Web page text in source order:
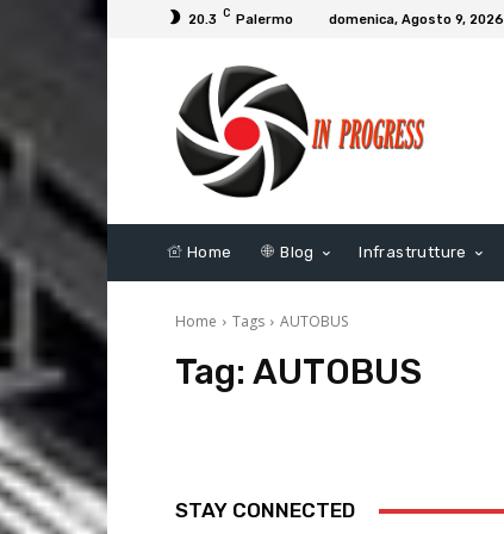
20.3 C Palermo domenica, Agosto 9, 2026
Home Blog Infrastrutture
Home Tags AUTOBUS
Tag: AUTOBUS
STAY CONNECTED